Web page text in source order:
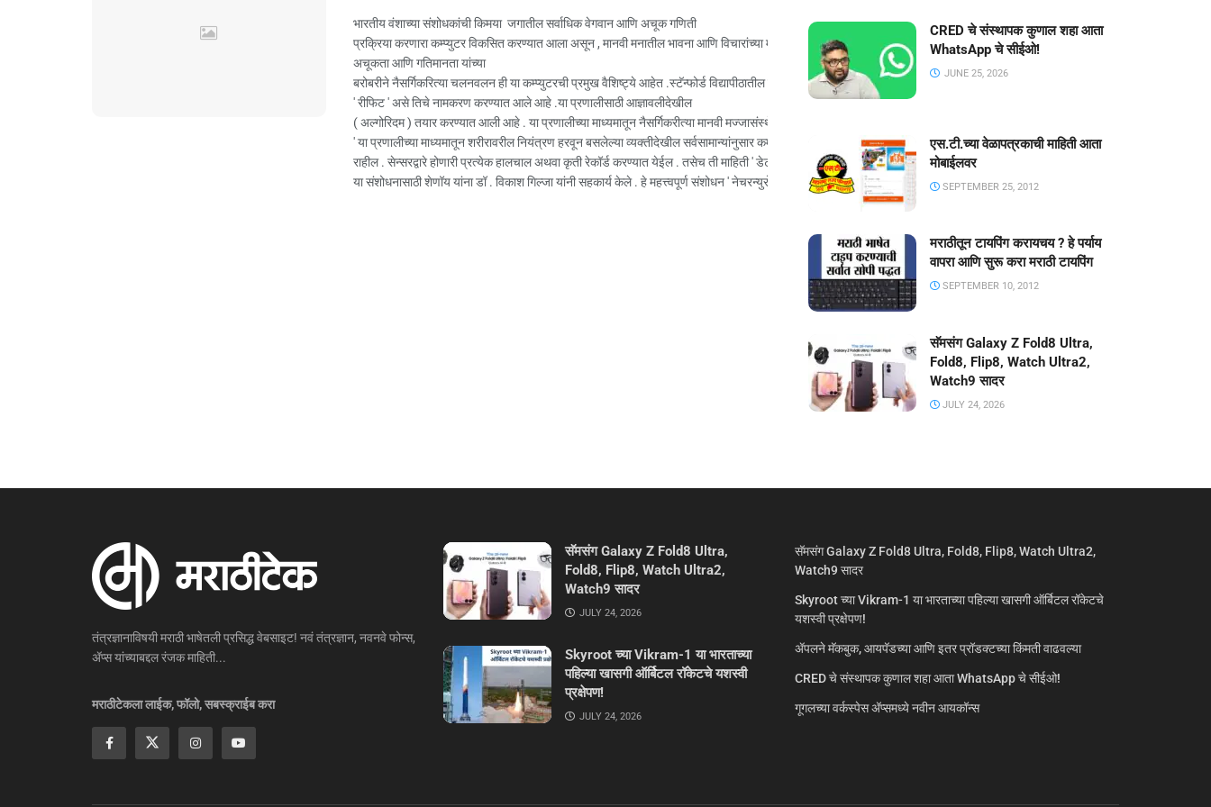
भारतीय वंशाच्या संशोधकांची किमया जगातील सर्वाधिक वेगवान आणि अचूक गणिती
प्रक्रिया करणारा कम्प्युटर विकसित करण्यात आला असून , मानवी मनातील भावना आणि विचारांच्या माध्यमातून त्याची हाताळणी शक्य असल्याचा दावा भारतीय वंशाच्या संशोधकाने केला आहे . या विशिष्ट
अचूकता आणि गतिमानता यांच्या
बरोबरीने नैसर्गिकरित्या चलनवलन ही या कम्प्युटरची प्रमुख वैशिष्ट्ये आहेत .स्टॅन्फोर्ड विद्यापीठातील संशोधकांनी मानवी मेंदूमध्ये बसविता येईल , अशी कृत्रिम प्रणाली निर्माण केली असून ,
​' रीफिट ' असे तिचे नामकरण करण्यात आले आहे .या प्रणालीसाठी आज्ञावलीदेखील
( अल्गोरिदम ) तयार करण्यात आली आहे . या प्रणालीच्या माध्यमातून नैसर्गिकरीत्या मानवी मज्जासंस्थेतून ( न्यूरल प्रोस्थेटिक ) कम्प्युटरच्या कर्सरवर नियंत्रण ठेवता येणार आहे .
' या प्रणालीच्या माध्यमातून शरीरावरील नियंत्रण हरवून बसलेल्या व्यक्तीदेखील सर्वसामान्यांनुसार कम्प्युटरची हाताळणी सहजरीत्या करू शकेल ,' असा विश्वास भारतीय वंशाचे संशोधक कृष्णा शेणॉय यांनी व्यक्त
राहील . सेन्सरद्वारे होणारी प्रत्येक हालचाल अथवा कृती रेकॉर्ड करण्यात येईल . तसेच ती माहिती ' डेटा ' स्वरूपात कम्प्युटरकडे पाठविण्यात येईल , असेही शेणॉय यांनी नमूद केले .
या संशोधनासाठी शेणॉय यांना डॉ . विकाश गिल्जा यांनी सहकार्य केले . हे महत्त्वपूर्ण संशोधन ' नेचरन्युरोसायन्स ' या आंतरराष्ट्रीय जर्नलमध्ये प्रकाशित झाले आहे .
CRED चे संस्थापक कुणाल शहा आता
WhatsApp चे सीईओ!
JUNE 25, 2026
एस.टी.च्या वेळापत्रकाची माहिती आता
मोबाईलवर
SEPTEMBER 25, 2012
मराठीतून टायपिंग करायचय ? हे पर्याय
वापरा आणि सुरू करा मराठी टायपिंग
SEPTEMBER 10, 2012
सॅमसंग Galaxy Z Fold8 Ultra,
Fold8, Flip8, Watch Ultra2,
Watch9 सादर
JULY 24, 2026
तंत्रज्ञानाविषयी मराठी भाषेतली प्रसिद्ध वेबसाइट! नवं तंत्रज्ञान, नवनवे फोन्स,
ॲप्स यांच्याबद्दल रंजक माहिती...
मराठीटेकला लाईक, फॉलो, सबस्क्राईब करा
सॅमसंग Galaxy Z Fold8 Ultra,
Fold8, Flip8, Watch Ultra2,
Watch9 सादर
JULY 24, 2026
Skyroot च्या Vikram-1 या भारताच्या
पहिल्या खासगी ऑर्बिटल रॉकेटचे यशस्वी
प्रक्षेपण!
JULY 24, 2026
सॅमसंग Galaxy Z Fold8 Ultra, Fold8, Flip8, Watch Ultra2,
Watch9 सादर
Skyroot च्या Vikram-1 या भारताच्या पहिल्या खासगी ऑर्बिटल रॉकेटचे
यशस्वी प्रक्षेपण!
ॲपलने मॅकबुक, आयपॅडच्या आणि इतर प्रॉडक्टच्या किंमती वाढवल्या
CRED चे संस्थापक कुणाल शहा आता WhatsApp चे सीईओ!
गूगलच्या वर्कस्पेस अ‍ॅप्समध्ये नवीन आयकॉन्स